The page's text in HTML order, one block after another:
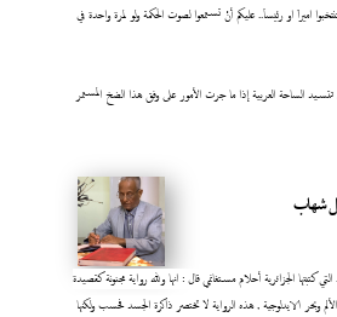
اميراَ او رئيساَ.. عليكم أنْ تستمعوا لصوت الحكمة ولو لمرة واحدة في
تتسيد الساحة العربية إذا ما جرت الأمور على وفق هذا الضخ المستمر
شهاب
كتبتها الجزائرية أحلام مستغانمي قال : انها ولله رواية مجنونة كقصيدة
وبحر الايدلوجية , هذه الرواية لا تختصر ذاكرة الجسد فحسب ولكنها